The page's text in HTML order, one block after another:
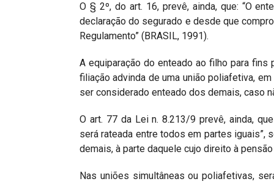
O § 2º, do art. 16, prevê, ainda, que: “O
declaração do segurado e desde que
Regulamento” (BRASIL, 1991).
A equiparação do enteado ao filho para
filiação advinda de uma união poliafetiva,
ser considerado enteado dos demais, caso
O art. 77 da Lei n. 8.213/9 prevê, ainda,
será rateada entre todos em partes iguais”,
demais, à parte daquele cujo direito à
Nas uniões simultâneas ou poliafetivas,